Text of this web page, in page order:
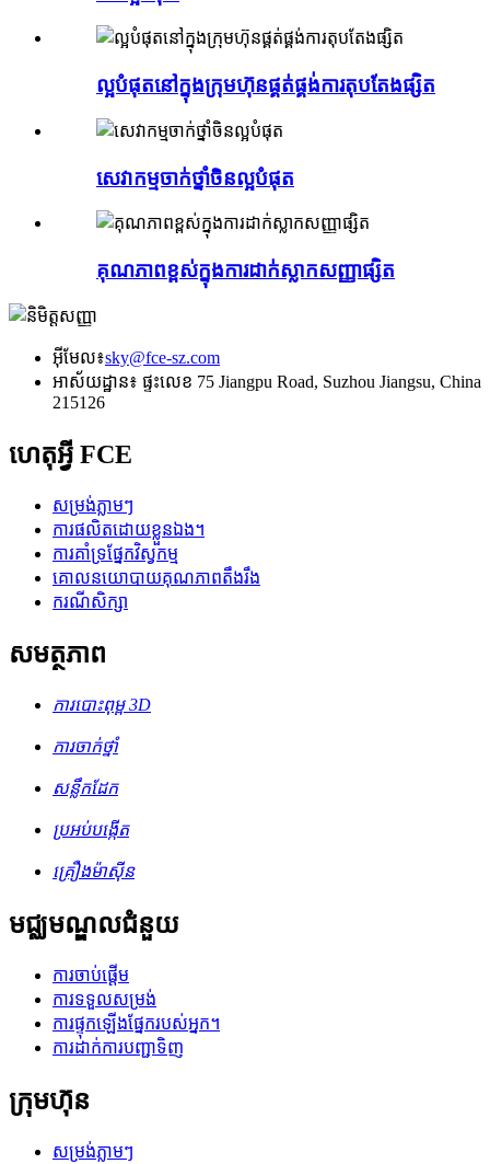
ល្អបំផុតនៅក្នុងក្រុមហ៊ុនផ្គត់ផ្គង់ការតុបតែងផ្សិត
សេវាកម្មចាក់ថ្នាំចិនល្អបំផុត
គុណភាពខ្ពស់ក្នុងការដាក់ស្លាកសញ្ញាផ្សិត
អ៊ីមែល៖sky@fce-sz.com
អាស័យដ្ឋាន៖ ផ្ទះលេខ 75 Jiangpu Road, Suzhou Jiangsu, China
215126
ហេតុអ្វី FCE
សម្រង់ភ្លាមៗ
ការផលិតដោយខ្លួនឯង។
ការគាំទ្រផ្នែកវិស្វកម្ម
គោលនយោបាយគុណភាពតឹងរឹង
ករណីសិក្សា
សមត្ថភាព
ការបោះពុម្ព 3D
ការចាក់ថ្នាំ
សន្លឹកដែក
ប្រអប់បង្កើត
គ្រឿងម៉ាស៊ីន
មជ្ឈមណ្ឌលជំនួយ
ការចាប់ផ្តើម
ការទទួលសម្រង់
ការផ្ទុកឡើងផ្នែករបស់អ្នក។
ការដាក់ការបញ្ជាទិញ
ក្រុមហ៊ុន
សម្រង់ភ្លាមៗ